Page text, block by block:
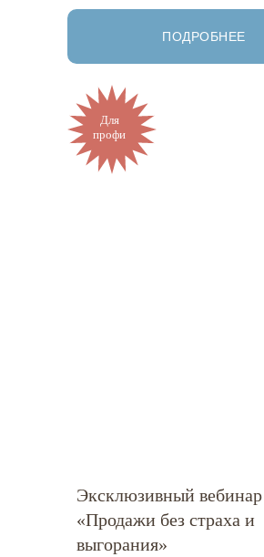
ПОДРОБНЕЕ
Для
профи
Эксклюзивный вебинар
«Продажи без страха и
выгорания»